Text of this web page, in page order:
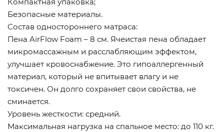
Безопасные материалы.
Состав одностороннего матраса:
Пена AirFlow Foam – 8 см. Ячеистая пена обладает
микромассажным и расслабляющим эффектом,
улучшает кровоснабжение. Это гипоаллергенный
материал, который не впитывает влагу и не
токсичен. Он долго сохраняет свои свойства, не
сминается.
Уровень жесткости: средний.
Максимальная нагрузка на спальное место: до 110 кг.